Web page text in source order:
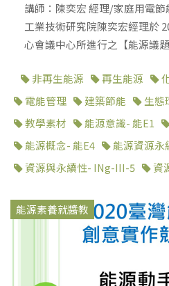
講師：陳奕宏 經理/家庭用電
工業技術研究院陳奕宏經理於
心會議中心所進行之【能源議
非再生能源 再生能源
電能管理
建築節能 生態
教學素材
能源意識- 能E1
能源概念- 能E4
能源資源永
資源與永續性- INg-III-5
資
能源素養就醬教